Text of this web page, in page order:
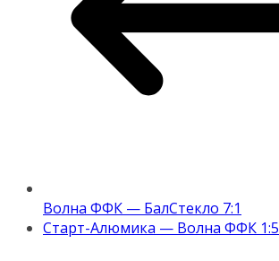
Волна ФФК — БалСтекло 7:1
Старт-Алюмика — Волна ФФК 1:5